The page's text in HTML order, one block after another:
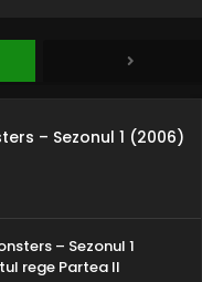
– Sezonul 1 (2006)
– Sezonul 1
rege Partea II